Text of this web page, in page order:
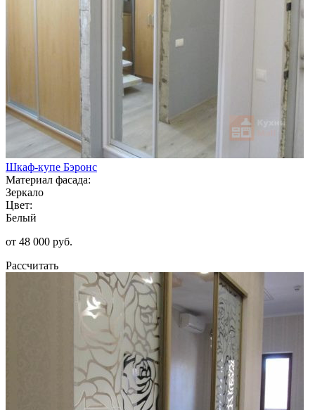
Шкаф-купе Бэронс
Материал фасада:
Зеркало
Цвет:
Белый
от 48 000 руб.
Рассчитать